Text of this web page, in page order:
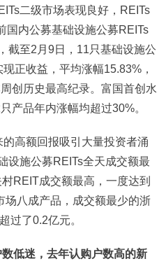
二级市场表现良好，REITs
国内公募基础设施公募REITs
截至2月9日，11只基础设施公
正收益，平均涨幅15.83%，
创历史最高纪录。富国首创水
产品年内涨幅均超过30%。
高额回报吸引大量投资者涌
设施公募REITs全天成交额最
REIT成交额最高，一度达到
场八成产品，成交额最少的浙
过了0.2亿元。
低迷，去年认购户数高的新